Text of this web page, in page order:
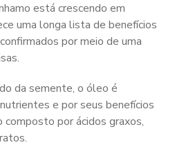
está crescendo em
uma longa lista de benefícios
por meio de uma
da semente, o óleo é
e por seus benefícios
composto por ácidos graxos,